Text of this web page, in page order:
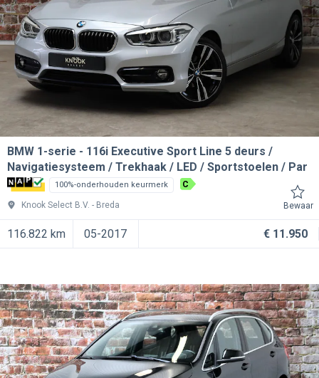
BMW 1-serie
116i Executive Sport Line 5 deurs /
Navigatiesysteem / Trekhaak / LED / Sportstoelen / Par
100%-onderhouden keurmerk C
Knook Select B.V. Breda Bewaar
116.822 km 05-2017 € 11.950